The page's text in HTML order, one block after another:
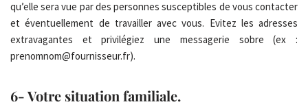
qu’elle sera vue par des personnes susceptibles de vous contacter
et éventuellement de travailler avec vous. Evitez les adresses
extravagantes et privilégiez une messagerie sobre (ex :
prenomnom@fournisseur.fr).
6- Votre situation familiale.